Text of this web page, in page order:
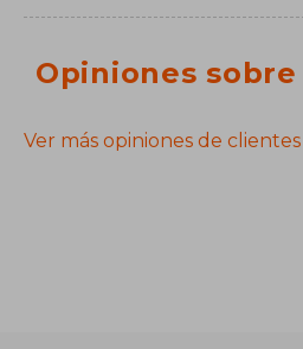
Opiniones
Ver más opiniones de clientes